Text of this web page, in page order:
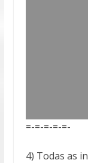
=-=-=-=-=-
4) Todas as